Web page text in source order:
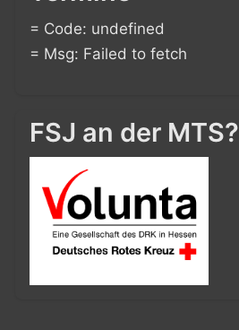
= Code: undefined
= Msg: Failed to fetch
FSJ an der MTS?